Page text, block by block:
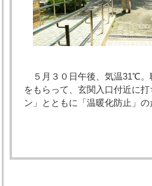
５月３０日午後、気温31℃
をもらって、玄関入口付近に
ン」とともに「温暖化防止」